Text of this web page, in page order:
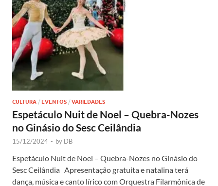
CULTURA / EVENTOS / VARIEDADES
Espetáculo Nuit de Noel – Quebra-Nozes
no Ginásio do Sesc Ceilândia
15/12/2024 - by DB
Espetáculo Nuit de Noel – Quebra-Nozes no Ginásio do
Sesc Ceilândia Apresentação gratuita e natalina terá
dança, música e canto lírico com Orquestra Filarmônica de